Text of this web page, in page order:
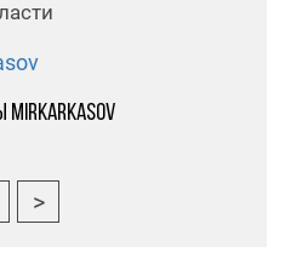
mirkarkasov